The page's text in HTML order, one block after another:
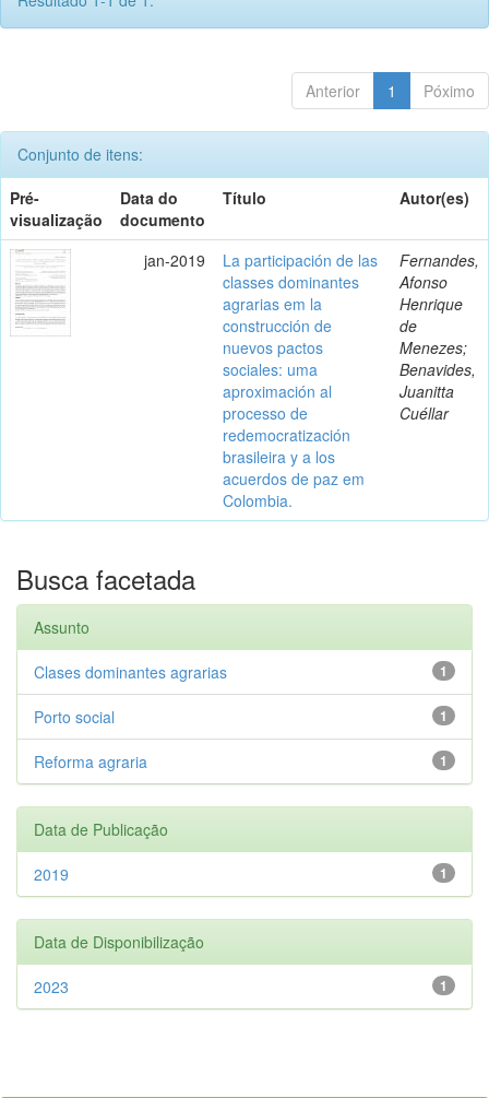
Anterior 1 Póximo
Conjunto de itens:
Pré-
visualização
Data do
documento
Título Autor(es)
jan-2019
La participación de las
classes dominantes
agrarias em la
construcción de
nuevos pactos
sociales: uma
aproximación al
processo de
redemocratización
brasileira y a los
acuerdos de paz em
Colombia.
Fernandes,
Afonso
Henrique
de
Menezes;
Benavides,
Juanitta
Cuéllar
Busca facetada
Assunto
1
Clases dominantes agrarias
1
Porto social
1
Reforma agraria
Data de Publicação
1
2019
Data de Disponibilização
1
2023